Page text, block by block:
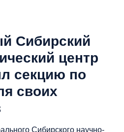
Сибирский
центр
секцию по
своих
Сибирского научно-